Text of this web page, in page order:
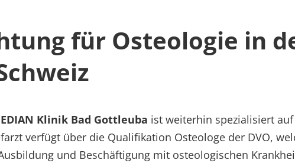
für Osteologie in
Klinik Bad Gottleuba ist weiterhin spezialisiert
verfügt über die Qualifikation Osteologe der DVO,
und Beschäftigung mit osteologischen